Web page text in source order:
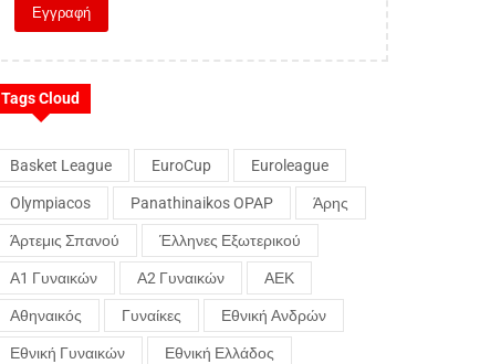
Tags Cloud
Basket League EuroCup Euroleague
Olympiacos Panathinaikos OPAP Άρης
Άρτεμις Σπανού Έλληνες Εξωτερικού
Α1 Γυναικών Α2 Γυναικών ΑΕΚ
Αθηναικός Γυναίκες Εθνική Ανδρών
Εθνική Γυναικών Εθνική Ελλάδος